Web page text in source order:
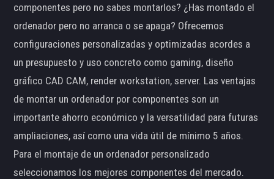
componentes pero no sabes montarlos? ¿Has montado el
ordenador pero no arranca o se apaga? Ofrecemos
configuraciones personalizadas y optimizadas acordes a
un presupuesto y uso concreto como gaming, diseño
gráfico CAD CAM, render workstation, server. Las ventajas
de montar un ordenador por componentes son un
importante ahorro económico y la versatilidad para futuras
ampliaciones, así como una vida útil de mínimo 5 años.
Para el montaje de un ordenador personalizado
seleccionamos los mejores componentes del mercado.